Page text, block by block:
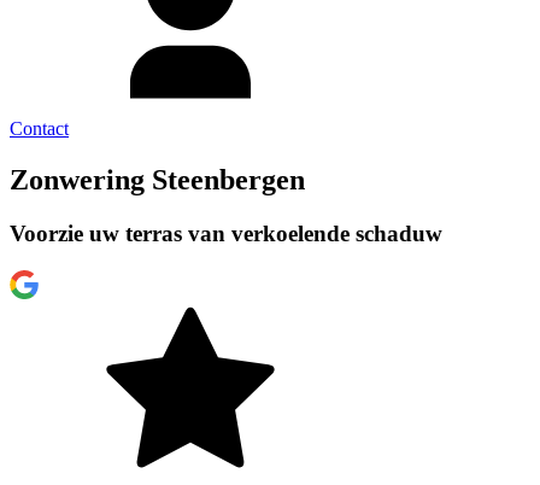
Contact
Zonwering Steenbergen
Voorzie uw terras van verkoelende schaduw